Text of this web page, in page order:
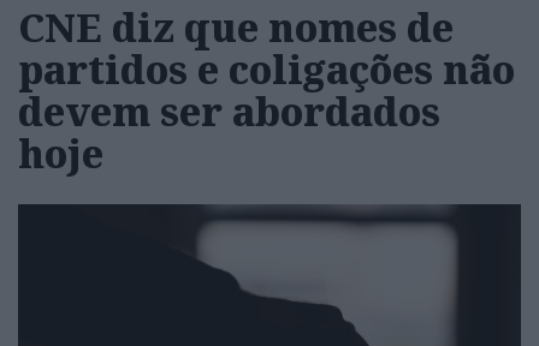
CNE diz que nomes de
partidos e coligações não
devem ser abordados
hoje